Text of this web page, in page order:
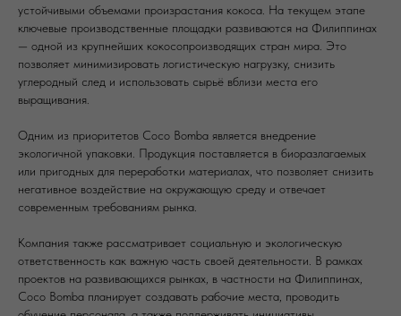
устойчивыми объемами произрастания кокоса. На текущем этапе
ключевые производственные площадки развиваются на Филиппинах
— одной из крупнейших кокосопроизводящих стран мира. Это
позволяет минимизировать логистическую нагрузку, снизить
углеродный след и использовать сырьё вблизи места его
выращивания.
Одним из приоритетов Coco Bomba является внедрение
экологичной упаковки. Продукция поставляется в биоразлагаемых
или пригодных для переработки материалах, что позволяет снизить
негативное воздействие на окружающую среду и отвечает
современным требованиям рынка.
Компания также рассматривает социальную и экологическую
ответственность как важную часть своей деятельности. В рамках
проектов на развивающихся рынках, в частности на Филиппинах,
Coco Bomba планирует создавать рабочие места, проводить